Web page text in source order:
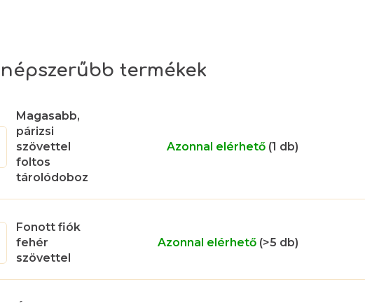
termékek
Magasabb,
párizsi
szövettel
foltos
tárolódoboz
Azonnal elérhető (1 db)
Fonott fiók
fehér
szövettel
Azonnal elérhető (>5 db)